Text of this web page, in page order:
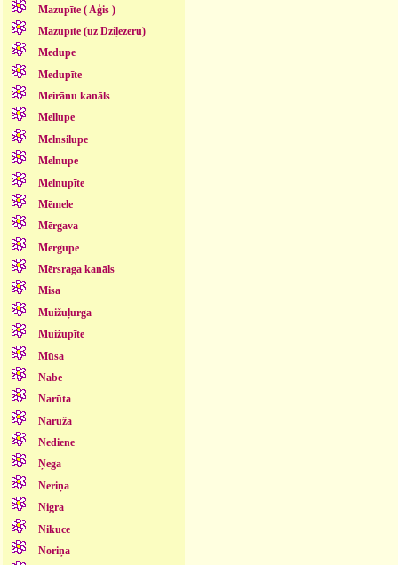
Mazupīte ( Aģis )
Mazupīte (uz Dziļezeru)
Medupe
Medupīte
Meirānu kanāls
Mellupe
Melnsilupe
Melnupe
Melnupīte
Mēmele
Mērgava
Mergupe
Mērsraga kanāls
Misa
Muižuļurga
Muižupīte
Mūsa
Nabe
Narūta
Nāruža
Nediene
Ņega
Neriņa
Nigra
Nikuce
Noriņa